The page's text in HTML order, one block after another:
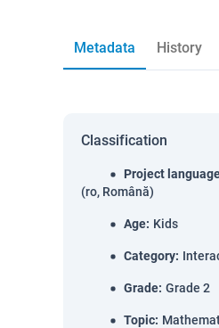
Metadata History
Classification
Project
(ro, Română)
Age: Kids
Category:
Grade: Grade 2
Topic: